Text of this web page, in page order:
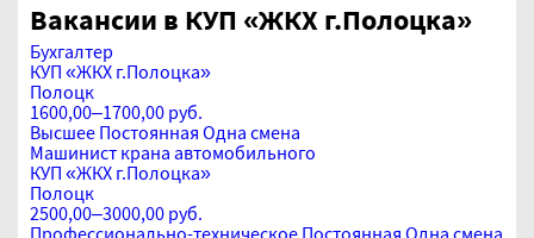
Вакансии в КУП «ЖКХ г.Полоцка»
Бухгалтер
КУП «ЖКХ г.Полоцка»
Полоцк
1600,00–1700,00 руб.
Высшее Постоянная Одна смена
Машинист крана автомобильного
КУП «ЖКХ г.Полоцка»
Полоцк
2500,00–3000,00 руб.
Профессионально-техническое Постоянная Одна смена